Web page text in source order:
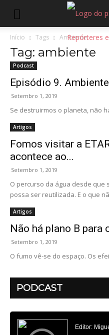
Início Tags Ambiente
Tag: ambiente
Podcast
Episódio 9. Ambiente
Setembro 1, 2019
Se destruirmos o planeta, não
Artigos
Fomos visitar a
acontece ao...
Setembro 1, 2019
O percurso da água desde que
possa ser reutilizada. E o que
Artigos
Não há plano B para
Setembro 1, 2019
O fumo vê-se do espaço. Os
PODCAST
Reprodutor
áudio
Editor: